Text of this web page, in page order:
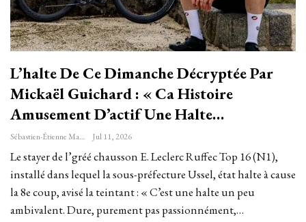
L’halte De Ce Dimanche Décryptée Par
Mickaël Guichard : « Ca Histoire
Amusement D’actif Une Halte…
Sébastien-Étienne Marechal Jul 11, 2026
Le stayer de l’gréé chausson E. Leclerc Ruffec Top 16 (N1),
installé dans lequel la sous-préfecture Ussel, état halte à cause
la 8e coup, avisé la teintant : « C’est une halte un peu
ambivalent. Dure, purement pas passionnément,…